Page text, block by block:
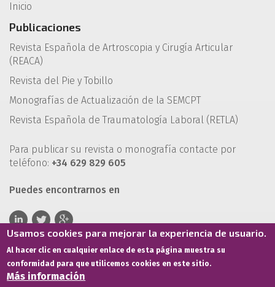
Inicio
Publicaciones
Revista Española de Artroscopia y Cirugía Articular
(REACA)
Revista del Pie y Tobillo
Monografías de Actualización de la SEMCPT
Revista Española de Traumatología Laboral (RETLA)
Para publicar su revista o monografía contacte por
teléfono: +34 629 829 605
Puedes encontrarnos en
Usamos cookies para mejorar la experiencia de usuario.
Al hacer clic en cualquier enlace de esta página muestra su
conformidad para que utilicemos cookies en este sitio.
Más información